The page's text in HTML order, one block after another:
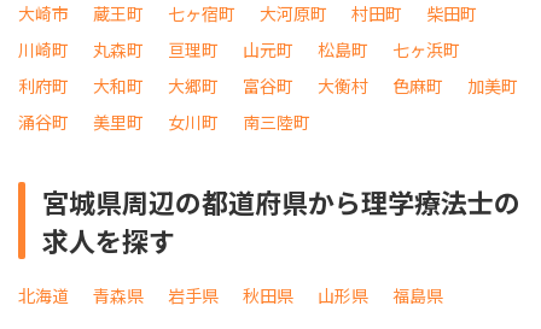
大崎市
蔵王町 七ヶ宿町 大河原町 村田町
柴田町
川崎町
丸森町 亘理町 山元町 松島町
七ヶ浜町
利府町
大和町 大郷町 富谷町 大衡村 色麻町
加美町
涌谷町
美里町 女川町 南三陸町
宮城県周辺の都道府県から理学療法士の
求人を探す
北海道 青森県 岩手県 秋田県 山形県 福島県